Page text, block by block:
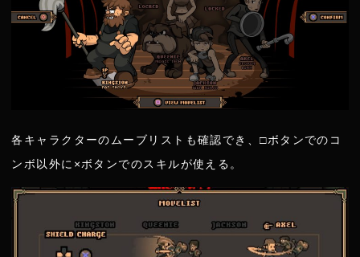
各キャラクターのムーブリストも確認でき、□ボタンでのコ
ンボ以外に×ボタンでのスキルが使える。